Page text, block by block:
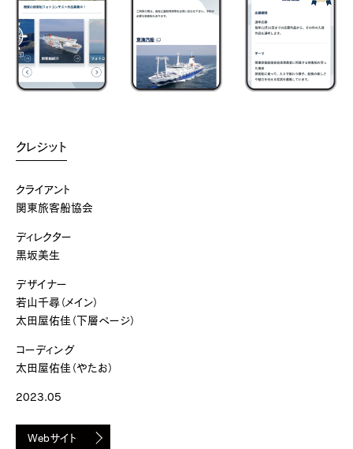
クレジット
クライアント
関東旅客船協会
ディレクター
黒坂美生
デザイナー
若山千尋（メイン）
太田屋佑佳（下層ページ）
コーディング
太田屋佑佳（やたお）
2023.05
Webサイト